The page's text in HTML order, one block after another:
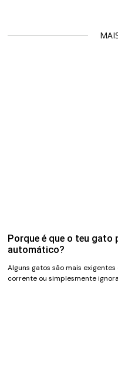
Porque é que o teu gato
automático?
Alguns gatos são mais
corrente ou simplesmente